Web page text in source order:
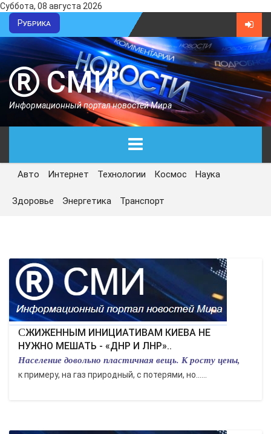
Суббота, 08 августа 2026
Рубрика
СМИ
Информационный портал новостей Мира
ГЛАВНАЯ
СЕГОДНЯ
ЭКОНОМИКА
КУЛЬТУРА
СПОРТ
ВОЕННЫЕ ДЕЙСТВИЯ
Авто Интернет Технологии Космос Наука
Здоровье Энергетика Транспорт
СЖИЖЕННЫМ ИНИЦИАТИВАМ КИЕВА НЕ
НУЖНО МЕШАТЬ - «ДНР И ЛНР»..
Население довольно пластичная вещь. К росту цены,
к примеру, на газ природный, с потерями, но…...